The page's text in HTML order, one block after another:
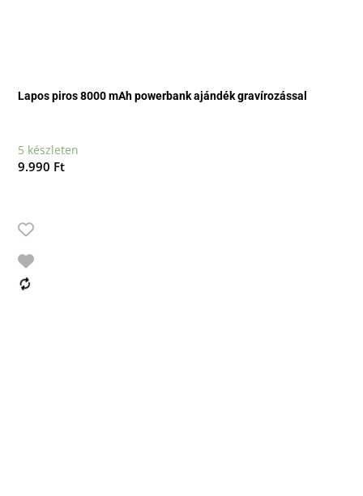
Lapos piros 8000 mAh powerbank ajándék gravírozással
5 készleten
9.990 Ft